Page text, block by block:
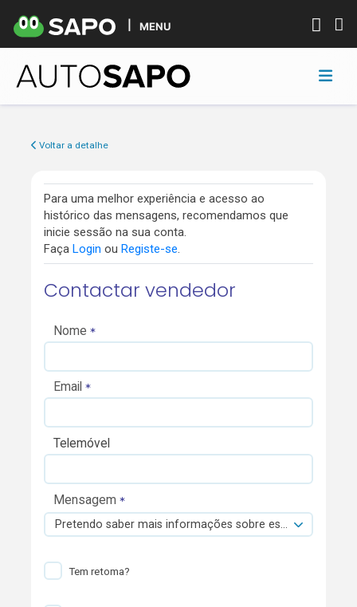
MENU
Voltar a detalhe
Para uma melhor experiência e acesso ao
histórico das mensagens, recomendamos que
inicie sessão na sua conta.
Faça Login ou Registe-se.
Contactar vendedor
Nome
Email
Telemóvel
Mensagem
Pretendo saber mais informações sobre esta viatura.
Tem retoma?